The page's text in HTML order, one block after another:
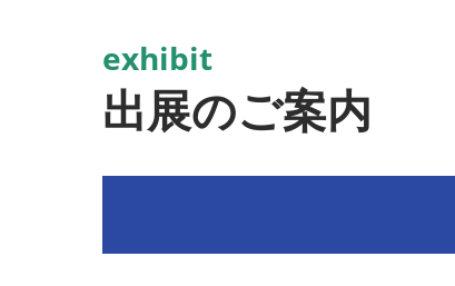
exhibit
出展のご案内